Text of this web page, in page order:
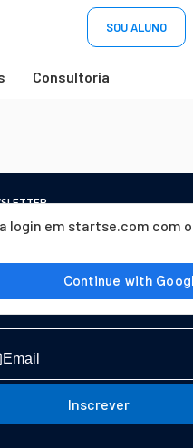
SOU ALUNO
Consultoria
login em startse.com com o
Seu dia:
do
Inscrever